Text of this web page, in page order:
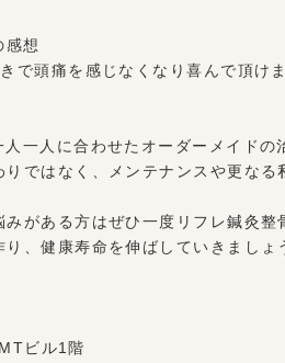
感想
で頭痛を感じなくなり喜んで頂けま
一人に合わせたオーダーメイドの
りではなく、メンテナンスや更な
がある方はぜひ一度リフレ鍼灸整
、健康寿命を伸ばしていきましょ
ビル1階